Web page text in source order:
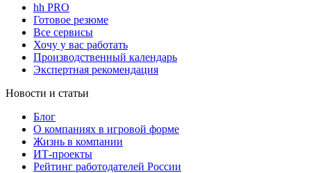
hh PRO
Готовое резюме
Все сервисы
Хочу у вас работать
Производственный календарь
Экспертная рекомендация
Новости и статьи
Блог
О компаниях в игровой форме
Жизнь в компании
ИТ-проекты
Рейтинг работодателей России